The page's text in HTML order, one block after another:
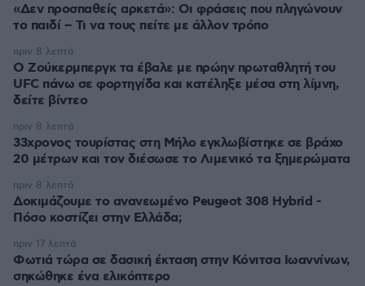
«Δεν προσπαθείς αρκετά»: Οι φράσεις που πληγώνουν
το παιδί – Τι να τους πείτε με άλλον τρόπο
Ο Ζούκερμπεργκ τα έβαλε με πρώην πρωταθλητή του
UFC πάνω σε φορτηγίδα και κατέληξε μέσα στη λίμνη,
δείτε βίντεο
πριν 8 λεπτά
33χρονος τουρίστας στη Μήλο εγκλωβίστηκε σε βράχο
20 μέτρων και τον διέσωσε το Λιμενικό τα ξημερώματα
πριν 8 λεπτά
Δοκιμάζουμε το ανανεωμένο Peugeot 308 Hybrid -
Πόσο κοστίζει στην Ελλάδα;
πριν 8 λεπτά
Φωτιά τώρα σε δασική έκταση στην Κόνιτσα Ιωαννίνων,
σηκώθηκε ένα ελικόπτερο
πριν 17 λεπτά